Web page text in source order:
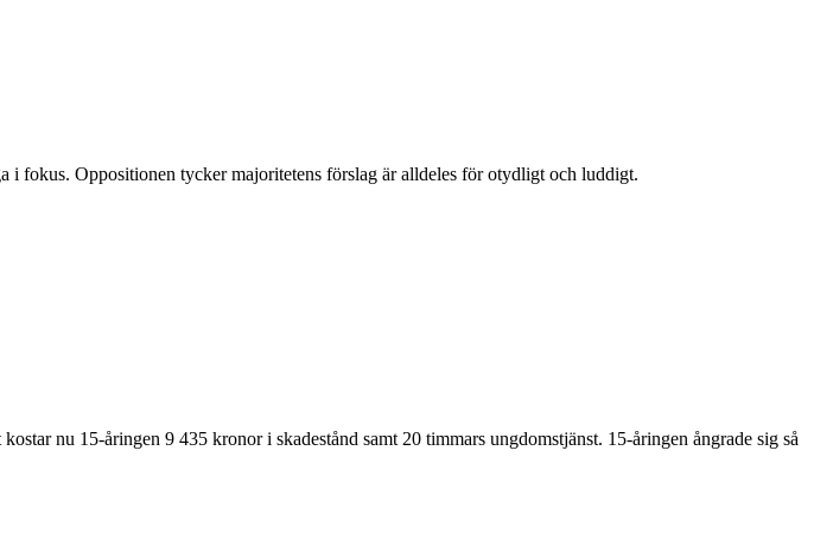
i fokus. Oppositionen tycker majoritetens förslag är alldeles för otydligt och luddigt.
nu 15-åringen 9 435 kronor i skadestånd samt 20 timmars ungdomstjänst. 15-åringen ångrade sig så